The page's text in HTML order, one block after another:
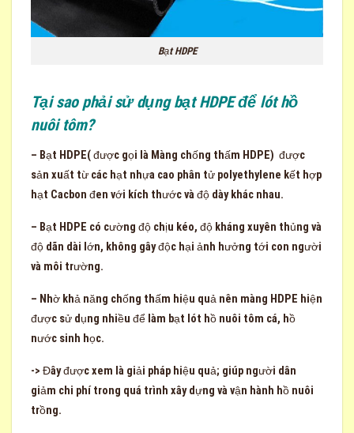
Bạt HDPE
Tại sao phải sử dụng bạt HDPE để lót hồ
nuôi tôm?
– Bạt HDPE( được gọi là Màng chống thấm HDPE) được
sản xuất từ các hạt nhựa cao phân tử polyethylene kết hợp
hạt Cacbon đen với kích thước và độ dày khác nhau.
– Bạt HDPE có cường độ chịu kéo, độ kháng xuyên thủng và
độ dãn dài lớn, không gây độc hại ảnh hưởng tới con người
và môi trường.
– Nhờ khả năng chống thấm hiệu quả nên màng HDPE hiện
được sử dụng nhiều để làm bạt lót hồ nuôi tôm cá, hồ
nước sinh học.
-> Đây được xem là giải pháp hiệu quả; giúp người dân
giảm chi phí trong quá trình xây dựng và vận hành hồ nuôi
trồng.